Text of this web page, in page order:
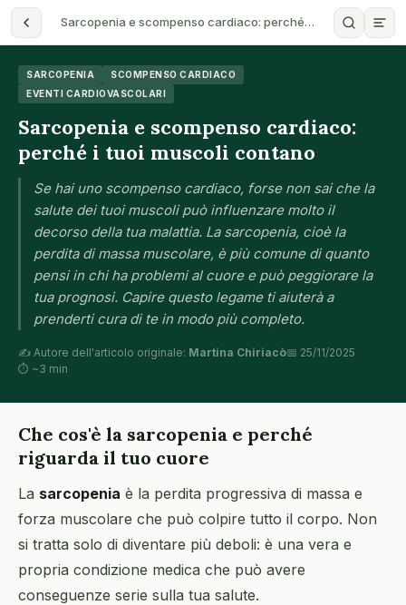
Sarcopenia e scompenso cardiaco: perché…
SARCOPENIA
SCOMPENSO CARDIACO
EVENTI CARDIOVASCOLARI
Sarcopenia e scompenso cardiaco:
perché i tuoi muscoli contano
Se hai uno scompenso cardiaco, forse non sai che la
salute dei tuoi muscoli può influenzare molto il
decorso della tua malattia. La sarcopenia, cioè la
perdita di massa muscolare, è più comune di quanto
pensi in chi ha problemi al cuore e può peggiorare la
tua prognosi. Capire questo legame ti aiuterà a
prenderti cura di te in modo più completo.
✍️ Autore dell'articolo originale: Martina Chiriacò📅 25/11/2025
⏱ ~3 min
Che cos'è la sarcopenia e perché
riguarda il tuo cuore
La sarcopenia è la perdita progressiva di massa e
forza muscolare che può colpire tutto il corpo. Non
si tratta solo di diventare più deboli: è una vera e
propria condizione medica che può avere
conseguenze serie sulla tua salute.